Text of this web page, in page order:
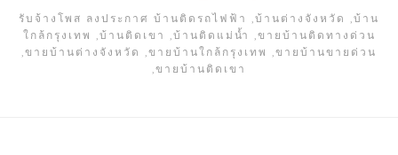
รับจ้างโพส ลงประกาศ บ้านติดรถไฟฟ้า ,บ้านต่างจังหวัด ,บ้าน
ใกล้กรุงเทพ ,บ้านติดเขา ,บ้านติดแม่น้ำ ,ขายบ้านติดทางด่วน
,ขายบ้านต่างจังหวัด ,ขายบ้านใกล้กรุงเทพ ,ขายบ้านขายด่วน
,ขายบ้านติดเขา